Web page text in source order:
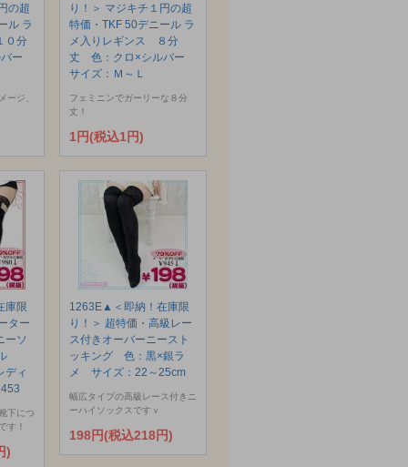
の超
ル ラ
０分
バー
ージ、
り！＞ マジキチ１円の超
特価・TKF 50デニール ラ
メ入りレギンス ８分
丈 色：クロ×シルバー
サイズ：Ｍ～Ｌ
フェミニンでガーリーな８分
丈！
1円(税込1円)
庫限
ター
ーソ
ディ
下につ
す！
)
1263E▲＜即納！在庫限
り！＞ 超特価・高級レー
ス付きオーバーニースト
ッキング 色：黒×銀ラ
メ サイズ：22～25cm
幅広タイプの高級レース付きニ
ーハイソックスですｖ
198円(税込218円)